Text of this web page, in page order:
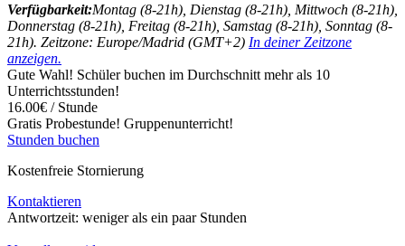
Verfügbarkeit:Montag (8-21h), Dienstag (8-21h), Mittwoch (8-21h),
Donnerstag (8-21h), Freitag (8-21h), Samstag (8-21h), Sonntag (8-
21h). Zeitzone: Europe/Madrid (GMT+2) In deiner Zeitzone
anzeigen.
Gute Wahl! Schüler buchen im Durchschnitt mehr als 10
Unterrichtsstunden!
16.00€ / Stunde
Gratis Probestunde! Gruppenunterricht!
Stunden buchen
Kostenfreie Stornierung
Kontaktieren
Antwortzeit: weniger als ein paar Stunden